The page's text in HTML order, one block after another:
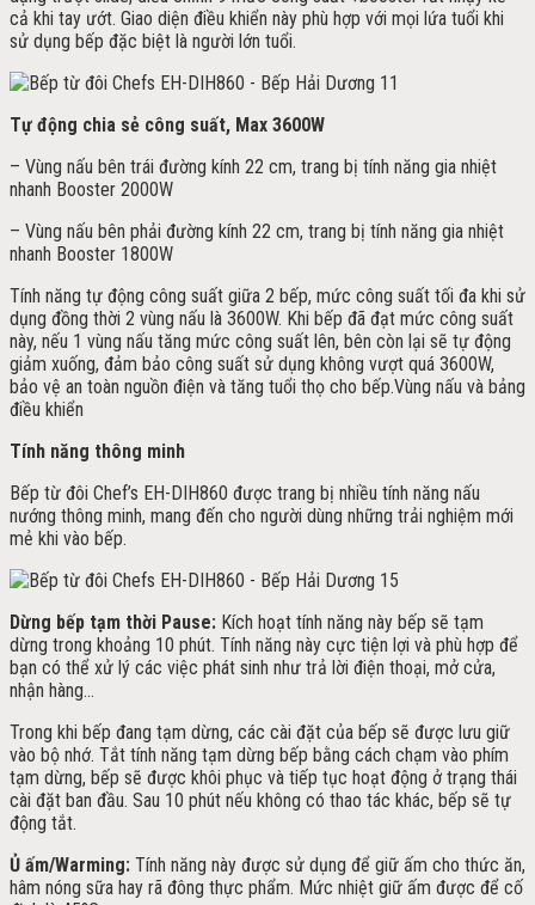
cả khi tay ướt. Giao diện điều khiển này phù hợp với mọi lứa tuổi khi
sử dụng bếp đặc biệt là người lớn tuổi.
Tự động chia sẻ công suất, Max 3600W
– Vùng nấu bên trái đường kính 22 cm, trang bị tính năng gia nhiệt
nhanh Booster 2000W
– Vùng nấu bên phải đường kính 22 cm, trang bị tính năng gia nhiệt
nhanh Booster 1800W
Tính năng tự động công suất giữa 2 bếp, mức công suất tối đa khi sử
dụng đồng thời 2 vùng nấu là 3600W. Khi bếp đã đạt mức công suất
này, nếu 1 vùng nấu tăng mức công suất lên, bên còn lại sẽ tự động
giảm xuống, đảm bảo công suất sử dụng không vượt quá 3600W,
bảo vệ an toàn nguồn điện và tăng tuổi thọ cho bếp.Vùng nấu và bảng
điều khiển
Tính năng thông minh
Bếp từ đôi Chef’s EH-DIH860 được trang bị nhiều tính năng nấu
nướng thông minh, mang đến cho người dùng những trải nghiệm mới
mẻ khi vào bếp.
Dừng bếp tạm thời Pause: Kích hoạt tính năng này bếp sẽ tạm
dừng trong khoảng 10 phút. Tính năng này cực tiện lợi và phù hợp để
bạn có thể xử lý các việc phát sinh như trả lời điện thoại, mở cửa,
nhận hàng…
Trong khi bếp đang tạm dừng, các cài đặt của bếp sẽ được lưu giữ
vào bộ nhớ. Tắt tính năng tạm dừng bếp bằng cách chạm vào phím
tạm dừng, bếp sẽ được khôi phục và tiếp tục hoạt động ở trạng thái
cài đặt ban đầu. Sau 10 phút nếu không có thao tác khác, bếp sẽ tự
động tắt.
Ủ ấm/Warming: Tính năng này được sử dụng để giữ ấm cho thức ăn,
hâm nóng sữa hay rã đông thực phẩm. Mức nhiệt giữ ấm được để cố